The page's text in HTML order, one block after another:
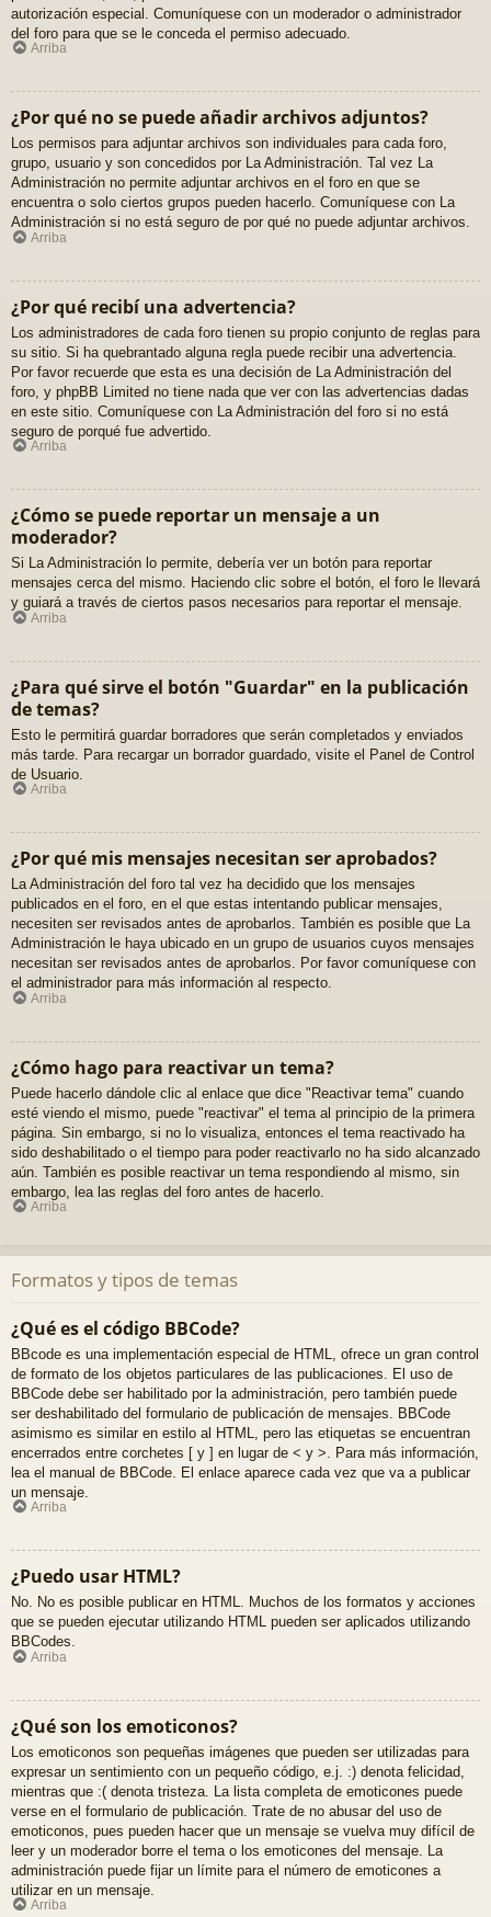
autorización especial. Comuníquese con un moderador o administrador
del foro para que se le conceda el permiso adecuado.
Arriba
¿Por qué no se puede añadir archivos adjuntos?
Los permisos para adjuntar archivos son individuales para cada foro,
grupo, usuario y son concedidos por La Administración. Tal vez La
Administración no permite adjuntar archivos en el foro en que se
encuentra o solo ciertos grupos pueden hacerlo. Comuníquese con La
Administración si no está seguro de por qué no puede adjuntar archivos.
Arriba
¿Por qué recibí una advertencia?
Los administradores de cada foro tienen su propio conjunto de reglas para
su sitio. Si ha quebrantado alguna regla puede recibir una advertencia.
Por favor recuerde que esta es una decisión de La Administración del
foro, y phpBB Limited no tiene nada que ver con las advertencias dadas
en este sitio. Comuníquese con La Administración del foro si no está
seguro de porqué fue advertido.
Arriba
¿Cómo se puede reportar un mensaje a un
moderador?
Si La Administración lo permite, debería ver un botón para reportar
mensajes cerca del mismo. Haciendo clic sobre el botón, el foro le llevará
y guiará a través de ciertos pasos necesarios para reportar el mensaje.
Arriba
¿Para qué sirve el botón "Guardar" en la publicación
de temas?
Esto le permitirá guardar borradores que serán completados y enviados
más tarde. Para recargar un borrador guardado, visite el Panel de Control
de Usuario.
Arriba
¿Por qué mis mensajes necesitan ser aprobados?
La Administración del foro tal vez ha decidido que los mensajes
publicados en el foro, en el que estas intentando publicar mensajes,
necesiten ser revisados antes de aprobarlos. También es posible que La
Administración le haya ubicado en un grupo de usuarios cuyos mensajes
necesitan ser revisados antes de aprobarlos. Por favor comuníquese con
el administrador para más información al respecto.
Arriba
¿Cómo hago para reactivar un tema?
Puede hacerlo dándole clic al enlace que dice "Reactivar tema" cuando
esté viendo el mismo, puede "reactivar" el tema al principio de la primera
página. Sin embargo, si no lo visualiza, entonces el tema reactivado ha
sido deshabilitado o el tiempo para poder reactivarlo no ha sido alcanzado
aún. También es posible reactivar un tema respondiendo al mismo, sin
embargo, lea las reglas del foro antes de hacerlo.
Arriba
Formatos y tipos de temas
¿Qué es el código BBCode?
BBcode es una implementación especial de HTML, ofrece un gran control
de formato de los objetos particulares de las publicaciones. El uso de
BBCode debe ser habilitado por la administración, pero también puede
ser deshabilitado del formulario de publicación de mensajes. BBCode
asimismo es similar en estilo al HTML, pero las etiquetas se encuentran
encerrados entre corchetes [ y ] en lugar de < y >. Para más información,
lea el manual de BBCode. El enlace aparece cada vez que va a publicar
un mensaje.
Arriba
¿Puedo usar HTML?
No. No es posible publicar en HTML. Muchos de los formatos y acciones
que se pueden ejecutar utilizando HTML pueden ser aplicados utilizando
BBCodes.
Arriba
¿Qué son los emoticonos?
Los emoticonos son pequeñas imágenes que pueden ser utilizadas para
expresar un sentimiento con un pequeño código, e.j. :) denota felicidad,
mientras que :( denota tristeza. La lista completa de emoticones puede
verse en el formulario de publicación. Trate de no abusar del uso de
emoticonos, pues pueden hacer que un mensaje se vuelva muy difícil de
leer y un moderador borre el tema o los emoticones del mensaje. La
administración puede fijar un límite para el número de emoticones a
utilizar en un mensaje.
Arriba